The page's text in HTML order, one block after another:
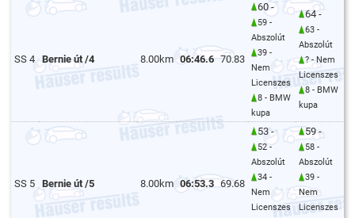
SS 4 Bernie út /4 8.00km 06:46.6 70.83
60 -
59 -
Abszolút
39 -
Nem
Licenszes
8 - BMW
kupa
64 -
63 -
Abszolút
? - Nem
Licenszes
8 - BMW
kupa
SS 5 Bernie út /5 8.00km 06:53.3 69.68
53 -
52 -
Abszolút
34 -
Nem
Licenszes
59 -
58 -
Abszolút
39 -
Nem
Licenszes